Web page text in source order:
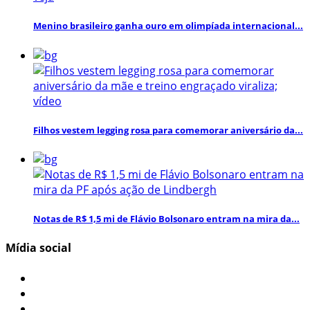
Menino brasileiro ganha ouro em olimpíada internacional...
Filhos vestem legging rosa para comemorar aniversário da...
Notas de R$ 1,5 mi de Flávio Bolsonaro entram na mira da...
Mídia social